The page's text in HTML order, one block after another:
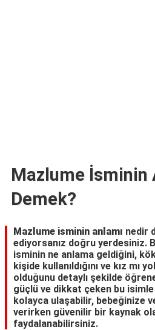
Mazlume İsminin
Demek?
Mazlume isminin anlamı nedir
ediyorsanız doğru yerdesiniz.
isminin ne anlama geldiğini,
kişide kullanıldığını ve kız mı
olduğunu detaylı şekilde
güçlü ve dikkat çeken bu
kolayca ulaşabilir, bebeğinize
verirken güvenilir bir kaynak
faydalanabilirsiniz.